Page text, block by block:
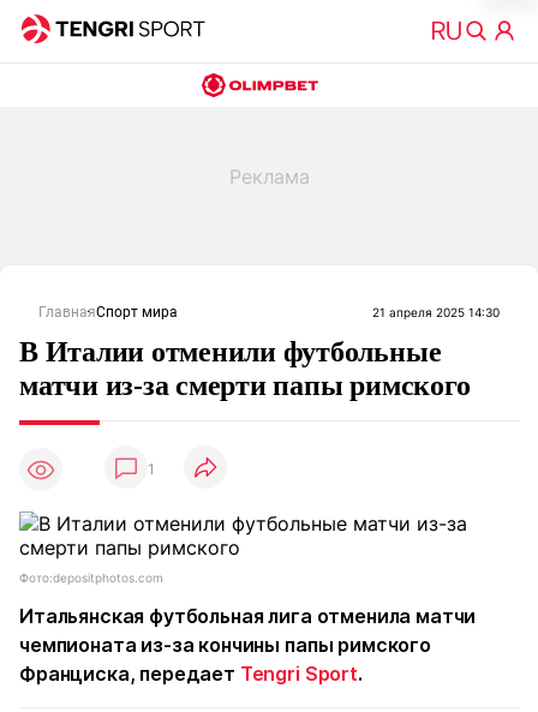
ГлавнаяСпорт мира 21 апреля 2025 14:30
В Италии отменили футбольные
матчи из-за смерти папы римского
1
Фото:depositphotos.com
Итальянская футбольная лига отменила матчи
чемпионата из-за кончины папы римского
Франциска, передает Tengri Sport.